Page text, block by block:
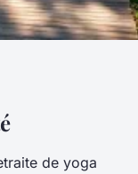
êtrede yoga